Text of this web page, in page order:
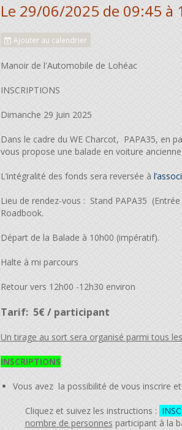
Le 29/06/2025 de 09:45 à
Ajouter au calendrier
Manoir de l'Automobile de Lohéac
INSCRIPTIONS
Dimanche 29 Juin 2025
Dans le cadre du WE Charcot, PAPA35, en
vous propose une balade en voiture
L’intégralité des fonds sera reversée à
Lieu de rendez-vous : Stand PAPA35
Roadbook.
Départ de la Balade à 10h00 (impératif).
Halte à mi parcours
Retour vers 12h00 -12h30 environ
Tarif: 5€ / participant
Un tirage au sort sera organisé parmi tous
INSCRIPTIONS
Vous avez la possibilité de vous inscrire
Cliquez et suivez les instructions :
nombre de personnes participant à la